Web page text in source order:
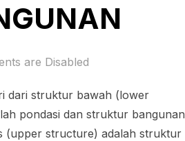
are Disabled
dari struktur bawah (lower
pondasi dan struktur bangunan
(upper structure) adalah struktur